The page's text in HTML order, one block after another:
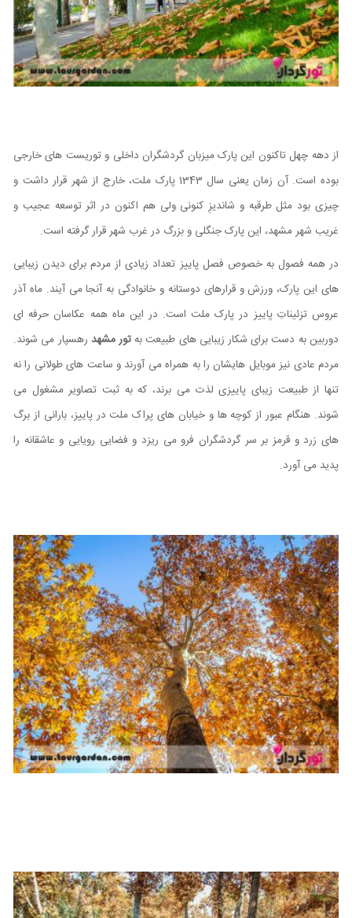
از دهه چهل تاکنون این پارک میزبان گردشگران داخلی و توریست های خارجی
بوده است. آن زمان یعنی سال 1343 پارک ملت، خارج از شهر قرار داشت و
چیزی بود مثل طرقبه و شاندیزِ کنونی ولی هم اکنون در اثر توسعه عجیب و
غریب شهر مشهد، این پارک جنگلی و بزرگ در غرب شهر قرار گرفته است.
در همه فصول به خصوص فصل پاییز تعداد زیادی از مردم برای دیدن زیبایی
‌های این پارک، ورزش و قرارهای دوستانه و خانوادگی به آنجا می آیند. ماه آذر
عروس تزئیناتِ پاییز در پارک ملت است. در این ماه همه عکاسان حرفه ای
دوربین به دست برای شکار زیبایی های طبیعت بهتور مشهد رهسپار می شوند.
مردم عادی نیز موبایل هایشان را به همراه می آورند و ساعت های طولانی را نه
تنها از طبیعت زیبای پاییزی لذت می برند، که به ثبت تصاویر مشغول می
شوند. هنگام عبور از کوچه ها و خیابان های پراک ملت در پاییز، بارانی از برگ
های زرد و قرمز بر سر گردشگران فرو می ریزد و فضایی رویایی و عاشقانه را
پدید می آورد.